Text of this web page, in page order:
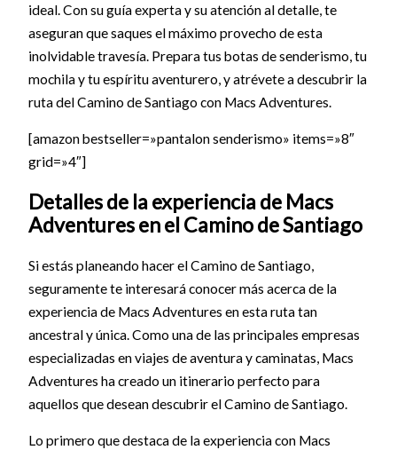
ideal. Con su guía experta y su atención al detalle, te
aseguran que saques el máximo provecho de esta
inolvidable travesía. Prepara tus botas de senderismo, tu
mochila y tu espíritu aventurero, y atrévete a descubrir la
ruta del Camino de Santiago con Macs Adventures.
[amazon bestseller=»pantalon senderismo» items=»8″
grid=»4″]
Detalles de la experiencia de Macs
Adventures en el Camino de Santiago
Si estás planeando hacer el Camino de Santiago,
seguramente te interesará conocer más acerca de la
experiencia de Macs Adventures en esta ruta tan
ancestral y única. Como una de las principales empresas
especializadas en viajes de aventura y caminatas, Macs
Adventures ha creado un itinerario perfecto para
aquellos que desean descubrir el Camino de Santiago.
Lo primero que destaca de la experiencia con Macs